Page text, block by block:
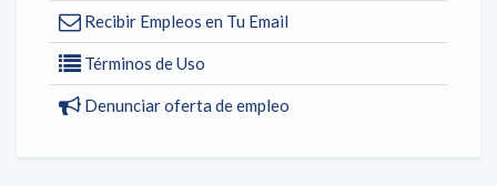
Recibir Empleos en Tu Email
Términos de Uso
Denunciar oferta de empleo